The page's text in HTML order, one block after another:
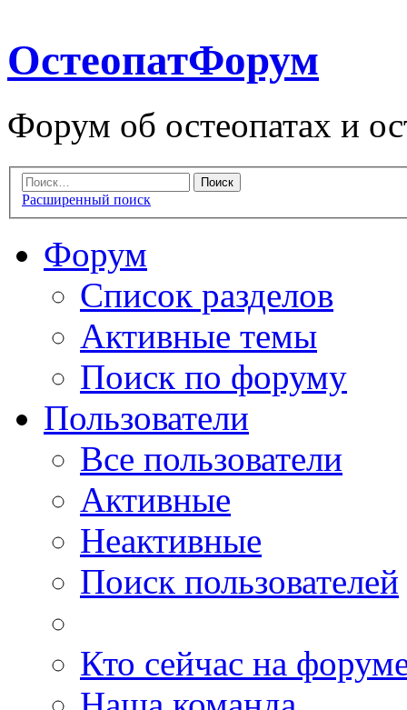
ОстеопатФорум
Форум об остеопатах и
Расширенный поиск
Форум
Список разделов
Активные темы
Поиск по форуму
Пользователи
Все пользователи
Активные
Неактивные
Поиск пользователей
Кто сейчас на